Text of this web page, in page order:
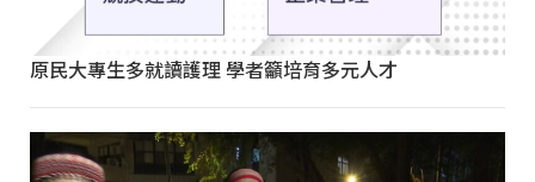
原民大專生多就讀護理 學者籲培育多元人才